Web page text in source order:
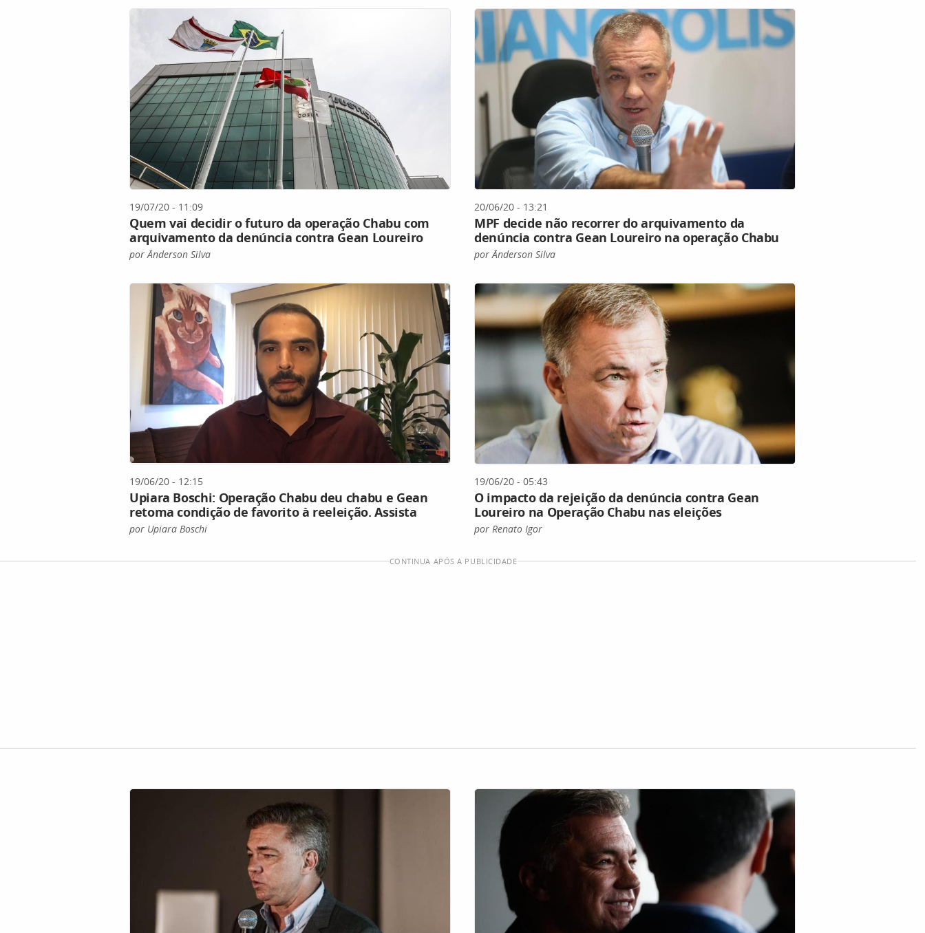
19/07/20 - 11:09
Quem vai decidir o futuro da operação Chabu com
arquivamento da denúncia contra Gean Loureiro
por Ânderson Silva
20/06/20 - 13:21
MPF decide não recorrer do arquivamento da
denúncia contra Gean Loureiro na operação Chabu
por Ânderson Silva
19/06/20 - 12:15
Upiara Boschi: Operação Chabu deu chabu e Gean
retoma condição de favorito à reeleição. Assista
por Upiara Boschi
19/06/20 - 05:43
O impacto da rejeição da denúncia contra Gean
Loureiro na Operação Chabu nas eleições
por Renato Igor
CONTINUA APÓS A PUBLICIDADE